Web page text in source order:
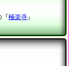
『極楽寺 』